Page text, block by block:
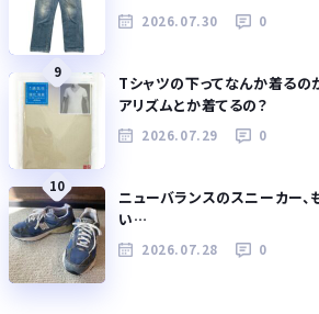
2026.07.30 0
9
Tシャツの下ってなんか着るの
アリズムとか着てるの？
2026.07.29 0
10
ニューバランスのスニーカー
い…
2026.07.28 0